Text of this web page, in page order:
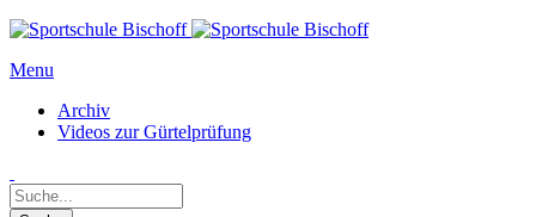
Menu
Archiv
Videos zur Gürtelprüfung